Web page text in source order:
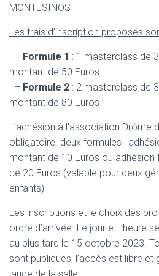
MONTESINOS
Les frais d’inscription proposés
– Formule 1 : 1 masterclass de
montant de 50 Euros
– Formule 2 : 2 masterclass de
montant de 80 Euros
L’adhésion à l’association Drôme
obligatoire. deux formules :
montant de 10 Euros ou
de 20 Euros (valable pour deux
enfants)
Les inscriptions et le choix des
ordre d’arrivée. Le jour et l’heure
au plus tard le 15 octobre 2023.
sont publiques, l’accès est libre et